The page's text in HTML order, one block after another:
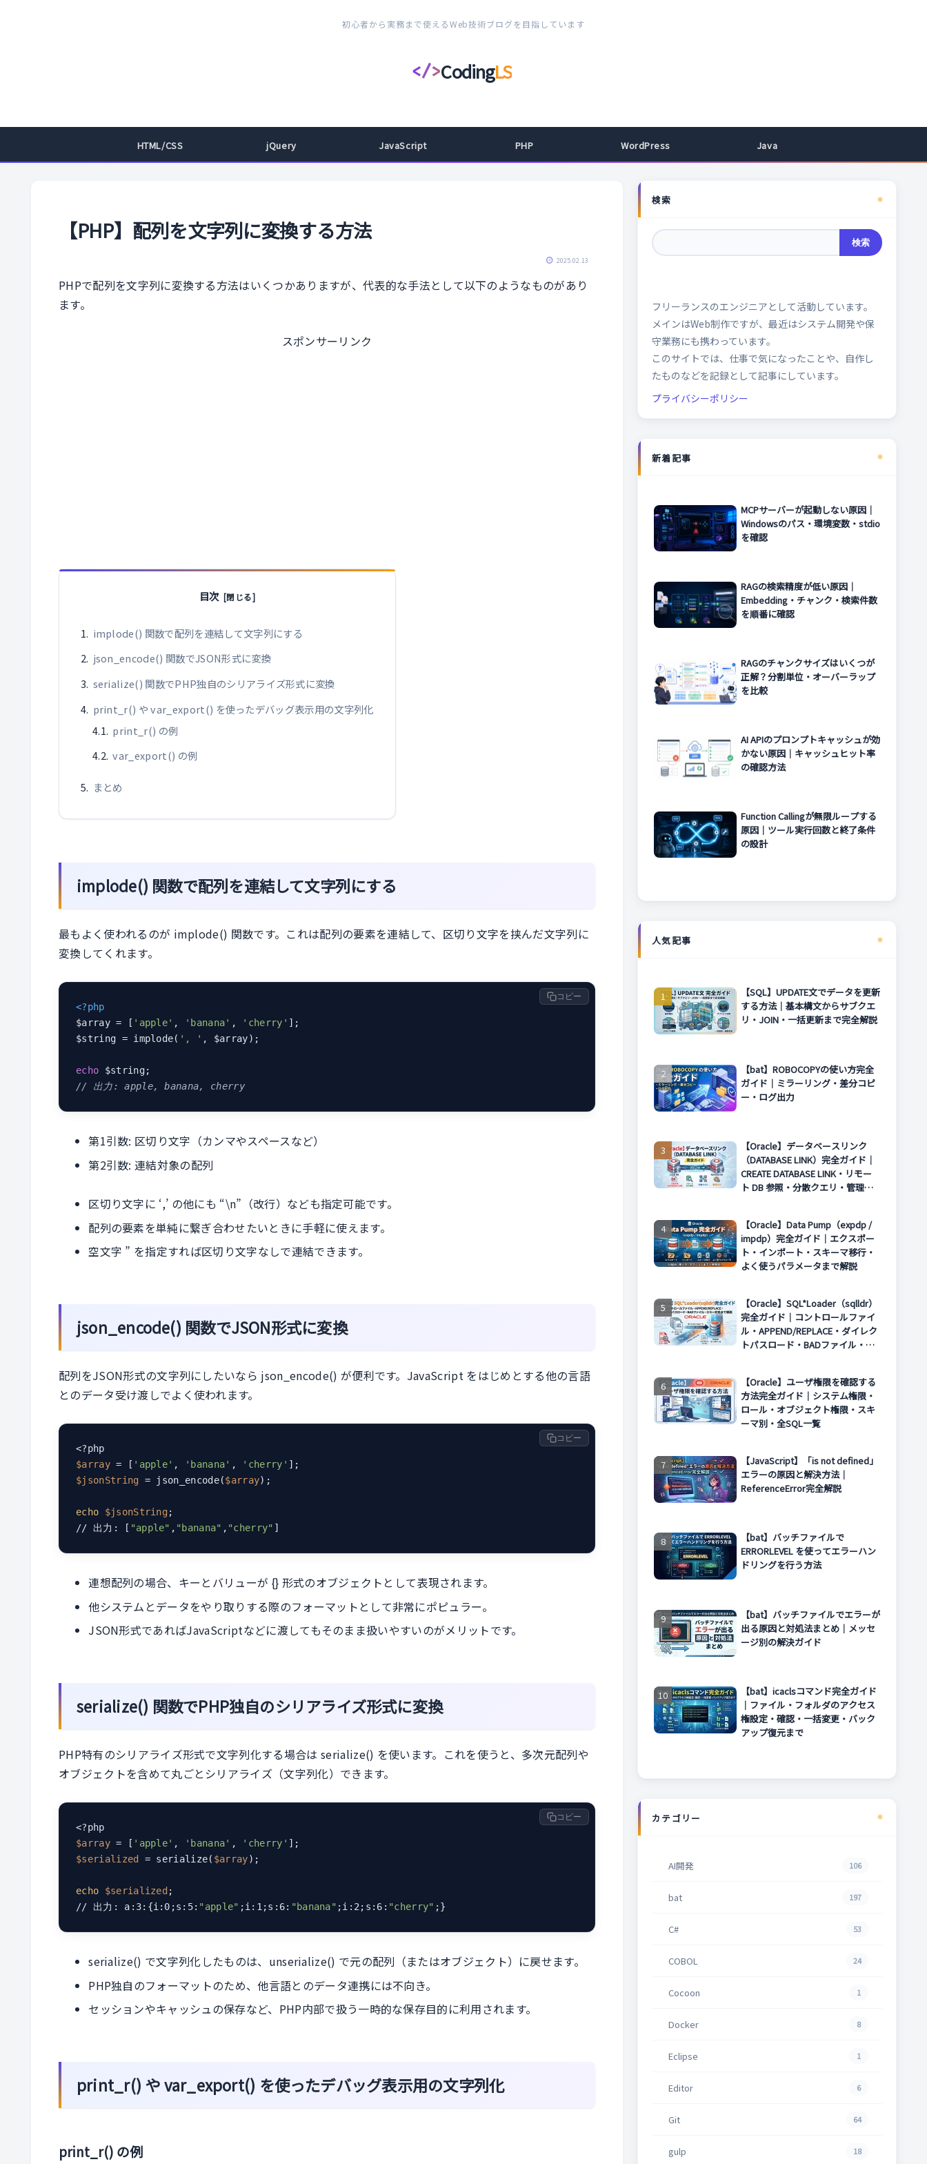
初心者から実務まで使えるWeb技術ブログを目指しています
</>CodingLS
コ
ィ
イ
HTML/CSS jQuery JavaScript PHP WordPress Java
【PHP】配列を文字列に変換する方法
2025.02.13
PHPで配列を文字列に変換する方法はいくつかありますが、代表的な手法として以下のようなものがあり
ます。
スポンサーリンク
目次
implode() 関数で配列を連結して文字列にする
json_encode() 関数でJSON形式に変換
serialize() 関数でPHP独自のシリアライズ形式に変換
print_r() や var_export() を使ったデバッグ表示用の文字列化
print_r() の例
var_export() の例
まとめ
implode() 関数で配列を連結して文字列にする
最もよく使われるのが implode() 関数です。これは配列の要素を連結して、区切り文字を挟んだ文字列に
変換してくれます。
<?php
$array = [ 'apple' , 'banana' , 'cherry' ];
$string = implode( ', ' , $array);
echo
// 出力: apple, banana, cherry
コピー
第1引数: 区切り文字（カンマやスペースなど）
第2引数: 連結対象の配列
区切り文字に ‘,’ の他にも “\n”（改行）なども指定可能です。
配列の要素を単純に繋ぎ合わせたいときに手軽に使えます。
空文字 ” を指定すれば区切り文字なしで連結できます。
json_encode() 関数でJSON形式に変換
配列をJSON形式の文字列にしたいなら json_encode() が便利です。JavaScript をはじめとする他の言語
とのデータ受け渡しでよく使われます。
$array = [ 'apple' , 'banana' , 'cherry'
$jsonString = json_encode($array);
echo $jsonString;
// 出力: [ "apple" , "banana" , "cherry" ]
コピー
連想配列の場合、キーとバリューが {} 形式のオブジェクトとして表現されます。
他システムとデータをやり取りする際のフォーマットとして非常にポピュラー。
JSON形式であればJavaScriptなどに渡してもそのまま扱いやすいのがメリットです。
serialize() 関数でPHP独自のシリアライズ形式に変換
PHP特有のシリアライズ形式で文字列化する場合は serialize() を使います。これを使うと、多次元配列や
オブジェクトを含めて丸ごとシリアライズ（文字列化）できます。
$array = [ 'apple' , 'banana' , 'cherry'
$serialized
= serialize( $array);
echo $serialized ;
// 出力: a:3:{i:0;s:5: "apple" ;i:1;s:6: "banana" ;i:2;s:6: "cherry" ;}
コピー
serialize() で文字列化したものは、unserialize() で元の配列（またはオブジェクト）に戻せます。
PHP独自のフォーマットのため、他言語とのデータ連携には不向き。
セッションやキャッシュの保存など、PHP内部で扱う一時的な保存目的に利用されます。
print_r() や var_export() を使ったデバッグ表示用の文字列化
print_r() の例
検索
検索
フリーランスのエンジニアとして活動しています。
メインはWeb制作ですが、最近はシステム開発や保
守業務にも携わっています。
このサイトでは、仕事で気になったことや、自作し
たものなどを記録として記事にしています。
プライバシーポリシー
新着記事
MCPサーバーが起動しない原因｜
Windowsのパス・環境変数・stdio
を確認
RAGの検索精度が低い原因｜
Embedding・チャンク・検索件数
を順番に確認
RAGのチャンクサイズはいくつが
正解？分割単位・オーバーラップ
を比較
AI APIのプロンプトキャッシュが効
かない原因｜キャッシュヒット率
の確認方法
Function Callingが無限ループする
原因｜ツール実行回数と終了条件
の設計
人気記事
【SQL】UPDATE文でデータを更新
する方法｜基本構文からサブクエ
リ・JOIN・一括更新まで完全解説
【bat】ROBOCOPYの使い方完全
ガイド｜ミラーリング・差分コピ
ー・ログ出力
【Oracle】データベースリンク
（DATABASE LINK）完全ガイド｜
CREATE DATABASE LINK・リモー
ト DB 参照・分散クエリ・管理方
【Oracle】Data Pump（expdp /
impdp）完全ガイド｜エクスポー
ト・インポート・スキーマ移行・
よく使うパラメータまで解説
【Oracle】SQL*Loader（sqlldr）
完全ガイド｜コントロールファイ
ル・APPEND/REPLACE・ダイレク
トパスロード・BADファイル・エ
【Oracle】ユーザ権限を確認する
方法完全ガイド｜システム権限・
ロール・オブジェクト権限・スキ
ーマ別・全SQL一覧
【JavaScript】「is not defined」
エラーの原因と解決方法｜
ReferenceError完全解説
【bat】バッチファイルで
ERRORLEVEL を使ってエラーハン
ドリングを行う方法
【bat】バッチファイルでエラーが
出る原因と対処法まとめ｜メッセ
ージ別の解決ガイド
【bat】icaclsコマンド完全ガイド
｜ファイル・フォルダのアクセス
権設定・確認・一括変更・バック
アップ復元まで
カテゴリー
AI開発 106
bat 197
C# 53
COBOL 24
Cocoon 1
Docker 8
Eclipse 1
Editor 6
Git 64
gulp 18